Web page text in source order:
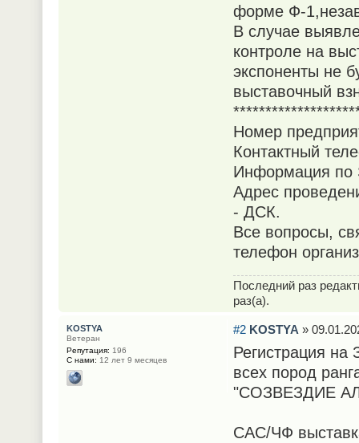
форме Ф-
В случае
контроле на
экспоненты не
выставочный
Номер
Контактный
Информация по
Адрес
- ДСК.
Все вопросы,
телефон
Последний раз
раз(а).
#2 KOSTYA »
Регистрация
всех пород
"СОЗВЕЗДИЕ
САС/ЧФ
KOSTYA
Ветеран
Репутация: 196
С нами: 12 лет 9 месяцев